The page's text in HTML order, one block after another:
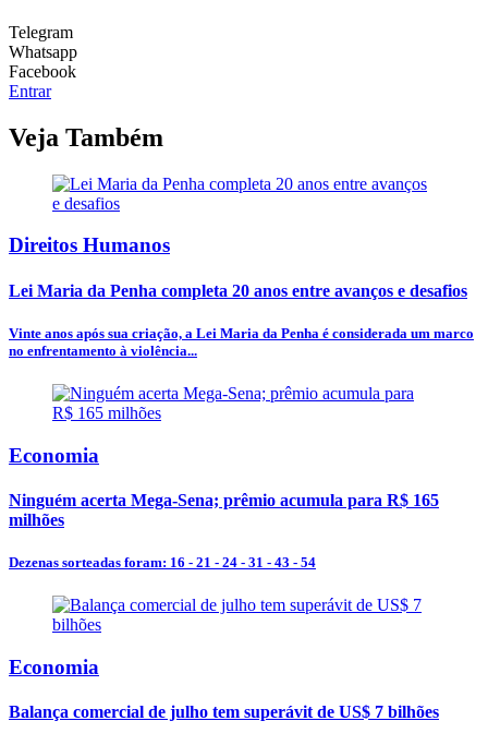
Telegram
Whatsapp
Facebook
Entrar
Veja Também
Direitos Humanos
Lei Maria da Penha completa 20 anos entre avanços e desafios
Vinte anos após sua criação, a Lei Maria da Penha é considerada um marco
no enfrentamento à violência...
Economia
Ninguém acerta Mega-Sena; prêmio acumula para R$ 165
milhões
Dezenas sorteadas foram: 16 - 21 - 24 - 31 - 43 - 54
Economia
Balança comercial de julho tem superávit de US$ 7 bilhões